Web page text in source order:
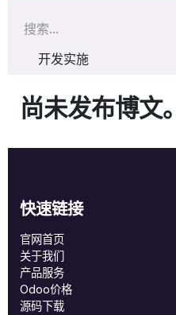
开发实施
尚未发布博文。
快速链接
官网首页
关于我们
产品服务
Odoo价格
源码下载